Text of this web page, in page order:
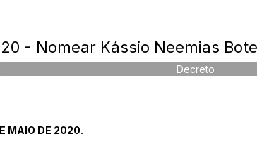
- Nomear Kássio Neemias
Decreto
MAIO DE 2020.